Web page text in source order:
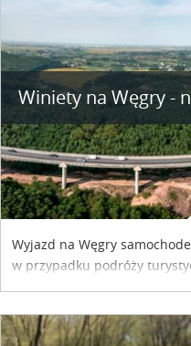
Winiety na Węgry -
Wyjazd na Węgry
w przypadku podróży
współpracy reklamowej z